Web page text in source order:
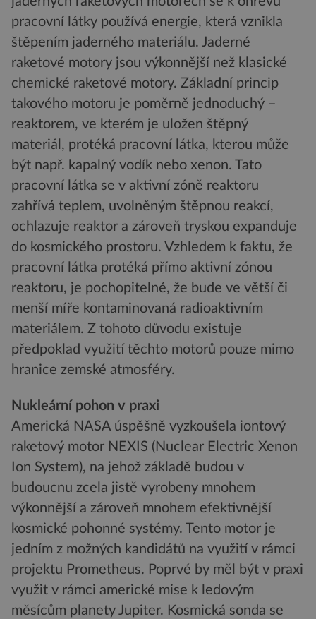
pracovní látky používá energie, která vznikla
štěpením jaderného materiálu. Jaderné
raketové motory jsou výkonnější než klasické
chemické raketové motory. Základní princip
takového motoru je poměrně jednoduchý –
reaktorem, ve kterém je uložen štěpný
materiál, protéká pracovní látka, kterou může
být např. kapalný vodík nebo xenon. Tato
pracovní látka se v aktivní zóně reaktoru
zahřívá teplem, uvolněným štěpnou reakcí,
ochlazuje reaktor a zároveň tryskou expanduje
do kosmického prostoru. Vzhledem k faktu, že
pracovní látka protéká přímo aktivní zónou
reaktoru, je pochopitelné, že bude ve větší či
menší míře kontaminovaná radioaktivním
materiálem. Z tohoto důvodu existuje
předpoklad využití těchto motorů pouze mimo
hranice zemské atmosféry.
Nukleární pohon v praxi
Americká NASA úspěšně vyzkoušela iontový
raketový motor NEXIS (Nuclear Electric Xenon
Ion System), na jehož základě budou v
budoucnu zcela jistě vyrobeny mnohem
výkonnější a zároveň mnohem efektivnější
kosmické pohonné systémy. Tento motor je
jedním z možných kandidátů na využití v rámci
projektu Prometheus. Poprvé by měl být v praxi
využit v rámci americké mise k ledovým
měsícům planety Jupiter. Kosmická sonda se